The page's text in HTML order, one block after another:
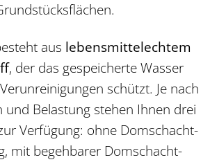
aus lebensmittelechtem
, der das gespeicherte Wasser
schützt. Je nach
und Belastung stehen Ihnen drei
Verfügung: ohne Domschacht-
mit begehbarer Domschacht-